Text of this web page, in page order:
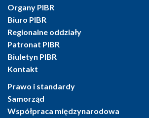
Organy PIBR
Biuro PIBR
Regionalne oddziały
Patronat PIBR
Biuletyn PIBR
Kontakt
Prawo i standardy
Samorząd
Współpraca międzynarodowa